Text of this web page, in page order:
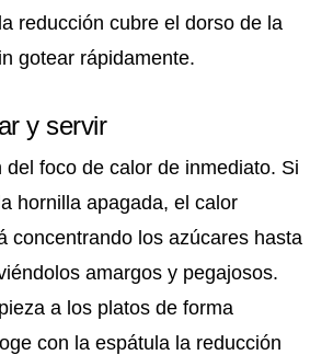
reducción cubre el dorso de la
gotear rápidamente.
y servir
del foco de calor de inmediato. Si
hornilla apagada, el calor
concentrando los azúcares hasta
amargos y pegajosos.
a los platos de forma
con la espátula la reducción